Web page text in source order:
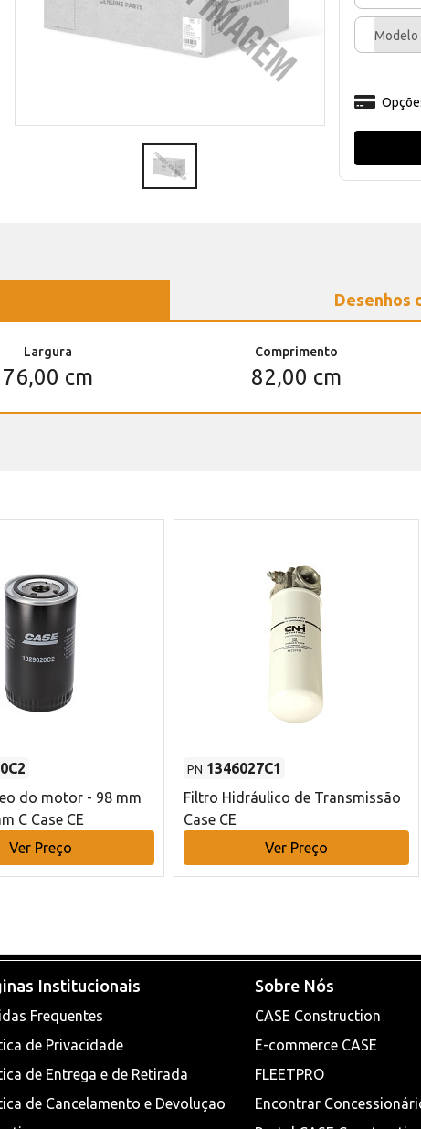
Modelo
Desenhos
Largura
76,00 cm
Comprimento
82,00 cm
do motor - 98 mm
C Case CE
Ver Preço
PN 1346027C1
Filtro Hidráulico de Transmissão
Case CE
Ver Preço
Institucionais
Frequentes
de Privacidade
de Entrega e de Retirada
de Cancelamento e Devoluçao
Sobre Nós
CASE Construction
E-commerce CASE
FLEETPRO
Encontrar